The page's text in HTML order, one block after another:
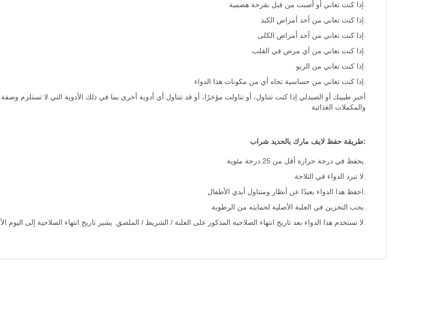
.إذا كنت تعاني أو أصبت من قبل بقرحة هضمية
.إذا كنت تعاني من أحد أمراض الكبد
.إذا كنت تعاني من أحد أمراض الكلى
.إذا كنت تعاني من أي مرض في القلب
.إذا كنت تعاني من الربو
.إذا كنت تعاني من حساسية تجاه أي من مكونات هذا الدواء
أخبر طبيبك أو الصيدلي إذا كنت تتناول، أو تناولت مؤخرًا، أو قد تتناول أي أدوية أخرى بما في ذلك الأدوية التي لا تستلزم وصفة
والمكملات الغذائية
:طريقة حفظ لايف مارك بالحديد شراب
.يحفظ في درجة حرارة أقل من 25 درجة مئوية
.لا تبرد الدواء في الثلاجة
.احفظ هذا الدواء بعيدًا عن أنظار ومتناول أيدي الأطفال
.يجب التخزين في العلبة الأصلية لحمايته من الرطوبة
.لا تستخدم هذا الدواء بعد تاريخ انتهاء الصلاحية المذكور على العلبة / الشريط / الملصق. يشير تاريخ انتهاء الصلاحية إلى اليوم